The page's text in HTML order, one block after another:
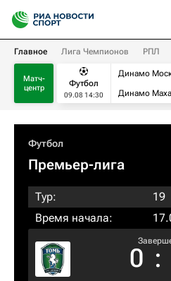
Главное Лига Чемпионов РПЛ
Матч-
центр
Футбол
09.08 14:30
Динамо
Динамо
Футбол
Премьер-лига
Тур:
19
Время начала:
0 :